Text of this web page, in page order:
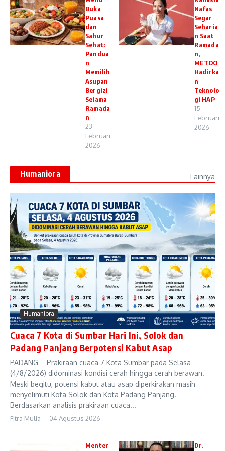
Buka
Puasa
dan
Sahur
Sehat:
Pandua
n
Memilih
Asupan
Bergizi
Selama
Ramada
n
23
Februari
2026
Nafas
Segar
Seharia
n Saat
Ramada
n,
METOO
Hadirka
n
Teknolo
gi HAP
15
Februari
2026
Humaniora Lainnya
Humaniora
Cuaca 7 Kota di Sumbar Hari Ini, Solok dan
Padang Panjang Berpotensi Kabut Asap
PADANG – Prakiraan cuaca 7 Kota Sumbar pada Selasa
(4/8/2026) didominasi kondisi cerah hingga cerah berawan.
Meski begitu, potensi kabut atau asap diperkirakan masih
menyelimuti Kota Solok dan Kota Padang Panjang.
Berdasarkan analisis prakiraan cuaca...
Fitra Mulia 04 Agustus 2026
Menter
Dr.